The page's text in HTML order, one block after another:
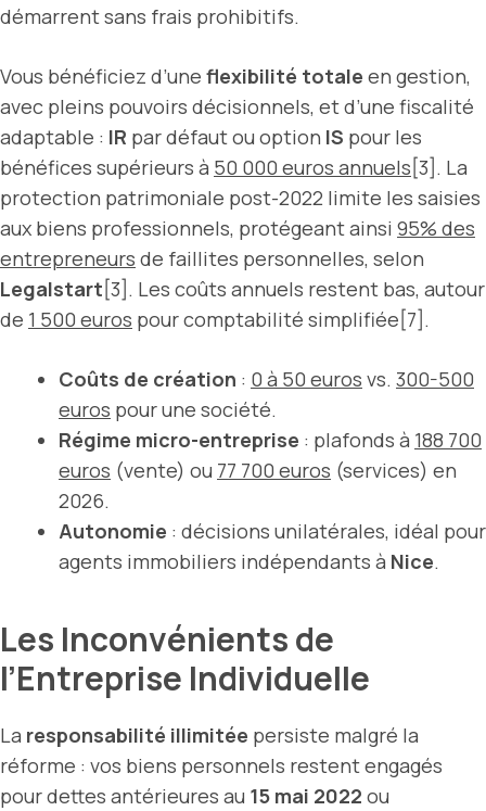
démarrent sans frais prohibitifs.
Vous bénéficiez d’une flexibilité totale en gestion,
avec pleins pouvoirs décisionnels, et d’une fiscalité
adaptable : IR par défaut ou option IS pour les
bénéfices supérieurs à 50 000 euros annuels[3]. La
protection patrimoniale post-2022 limite les saisies
aux biens professionnels, protégeant ainsi 95% des
entrepreneurs de faillites personnelles, selon
Legalstart[3]. Les coûts annuels restent bas, autour
de 1 500 euros pour comptabilité simplifiée[7].
Coûts de création : 0 à 50 euros vs. 300-500
euros pour une société.
Régime micro-entreprise : plafonds à 188 700
euros (vente) ou 77 700 euros (services) en
2026.
Autonomie : décisions unilatérales, idéal pour
agents immobiliers indépendants à Nice.
Les Inconvénients de
l’Entreprise Individuelle
La responsabilité illimitée persiste malgré la
réforme : vos biens personnels restent engagés
pour dettes antérieures au 15 mai 2022 ou